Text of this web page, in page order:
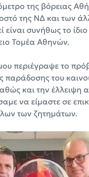
της βόρειας
της ΝΔ και των
είναι συνήθως το
Τομέα Αθηνών.
περιέγραψε το
παράδοσης του
και την έλλειψη
να είμαστε σε
των ζητημάτων.